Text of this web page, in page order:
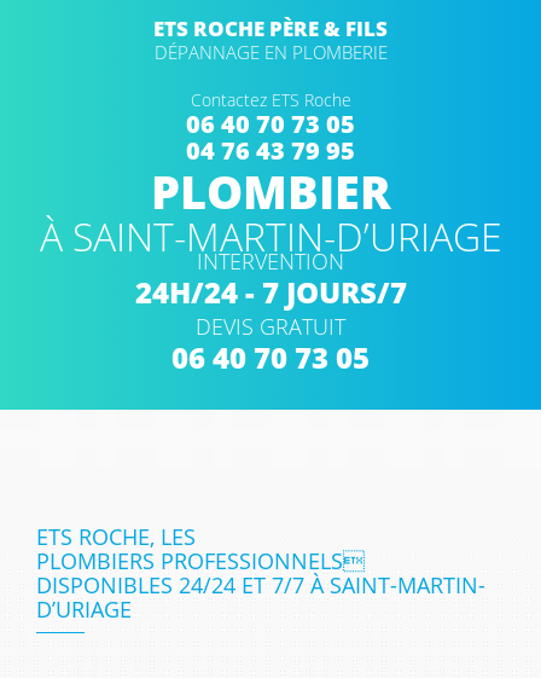
ETS ROCHE PÈRE & FILS
DÉPANNAGE EN PLOMBERIE
Contactez ETS Roche
06 40 70 73 05
04 76 43 79 95
PLOMBIER
À SAINT-MARTIN-D’URIAGE
INTERVENTION
24H/24 - 7 JOURS/7
DEVIS GRATUIT
06 40 70 73 05
ETS ROCHE, LES
PLOMBIERS PROFESSIONNELS
DISPONIBLES 24/24 ET 7/7 À SAINT-MARTIN-
D’URIAGE